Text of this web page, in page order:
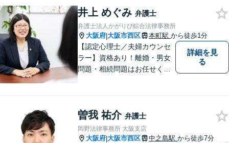
営面も考慮した助言 。【Zoo
m相談可】
井上 めぐみ 弁護士
弁護士法人かがりび綜合法律事務所
大阪府|大阪市西区 本町駅 から徒歩1分
【認定心理士／夫婦カウンセ
ラー】資格あり！離婚・男女
問題・相続問題はお任せくだ
指します【初回相談無料】
【本町駅徒歩2分】男性の方の
ご相談も多く寄せられていま
詳細を見
る
曽我 祐介 弁護士
岡野法律事務所 大阪支店
大阪府|大阪市西区 中之島駅 から徒歩7分